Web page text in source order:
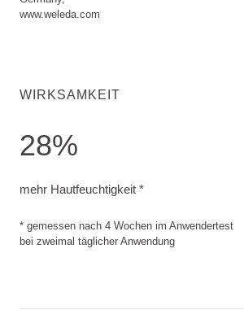
www.weleda.com
WIRKSAMKEIT
28%
mehr Hautfeuchtigkeit *
* gemessen nach 4 Wochen im Anwendertest
bei zweimal täglicher Anwendung